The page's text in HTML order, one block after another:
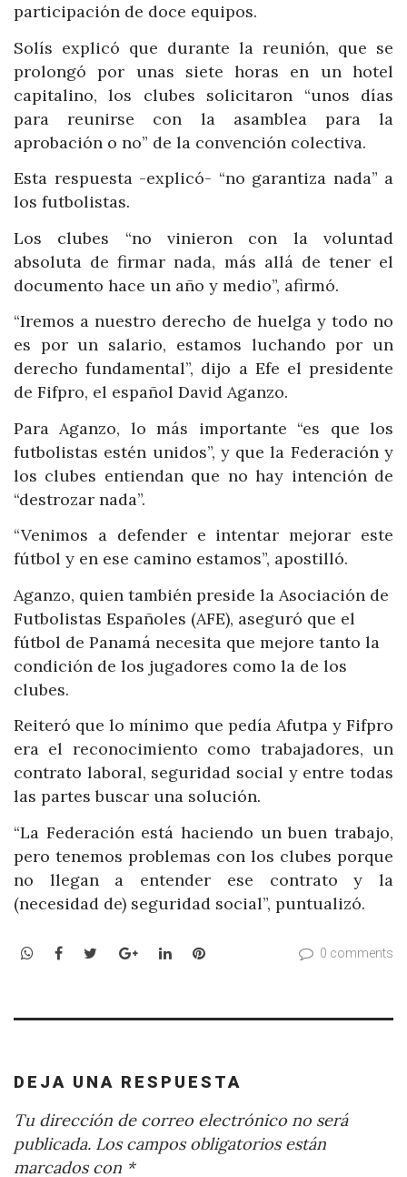
participación de doce equipos.
Solís explicó que durante la reunión, que se
prolongó por unas siete horas en un hotel
capitalino, los clubes solicitaron “unos días
para reunirse con la asamblea para la
aprobación o no” de la convención colectiva.
Esta respuesta -explicó- “no garantiza nada” a
los futbolistas.
Los clubes “no vinieron con la voluntad
absoluta de firmar nada, más allá de tener el
documento hace un año y medio”, afirmó.
“Iremos a nuestro derecho de huelga y todo no
es por un salario, estamos luchando por un
derecho fundamental”, dijo a Efe el presidente
de Fifpro, el español David Aganzo.
Para Aganzo, lo más importante “es que los
futbolistas estén unidos”, y que la Federación y
los clubes entiendan que no hay intención de
“destrozar nada”.
“Venimos a defender e intentar mejorar este
fútbol y en ese camino estamos”, apostilló.
Aganzo, quien también preside la Asociación de
Futbolistas Españoles (AFE), aseguró que el
fútbol de Panamá necesita que mejore tanto la
condición de los jugadores como la de los
clubes.
Reiteró que lo mínimo que pedía Afutpa y Fifpro
era el reconocimiento como trabajadores, un
contrato laboral, seguridad social y entre todas
las partes buscar una solución.
“La Federación está haciendo un buen trabajo,
pero tenemos problemas con los clubes porque
no llegan a entender ese contrato y la
(necesidad de) seguridad social”, puntualizó.
WhatsApp
Facebook
TwitterGoogle+LinkedInPinterest 0 comments
DEJA UNA RESPUESTA
Tu dirección de correo electrónico no será
publicada. Los campos obligatorios están
marcados con *